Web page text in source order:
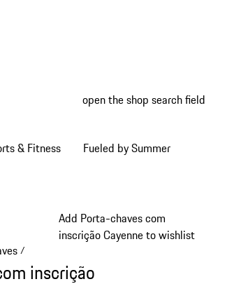
open the shop search field
& Fitness Fueled by Summer
Add Porta-chaves com
inscrição Cayenne to wishlist
/
inscrição